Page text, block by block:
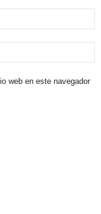
web en este navegador